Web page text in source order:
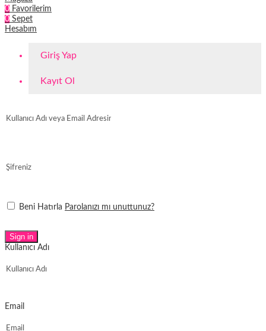
0 Favorilerim
0 Sepet
Hesabım
Giriş Yap
Kayıt Ol
Beni Hatırla Parolanızı mı unuttunuz?
Sign in
Kullanıcı Adı
Email